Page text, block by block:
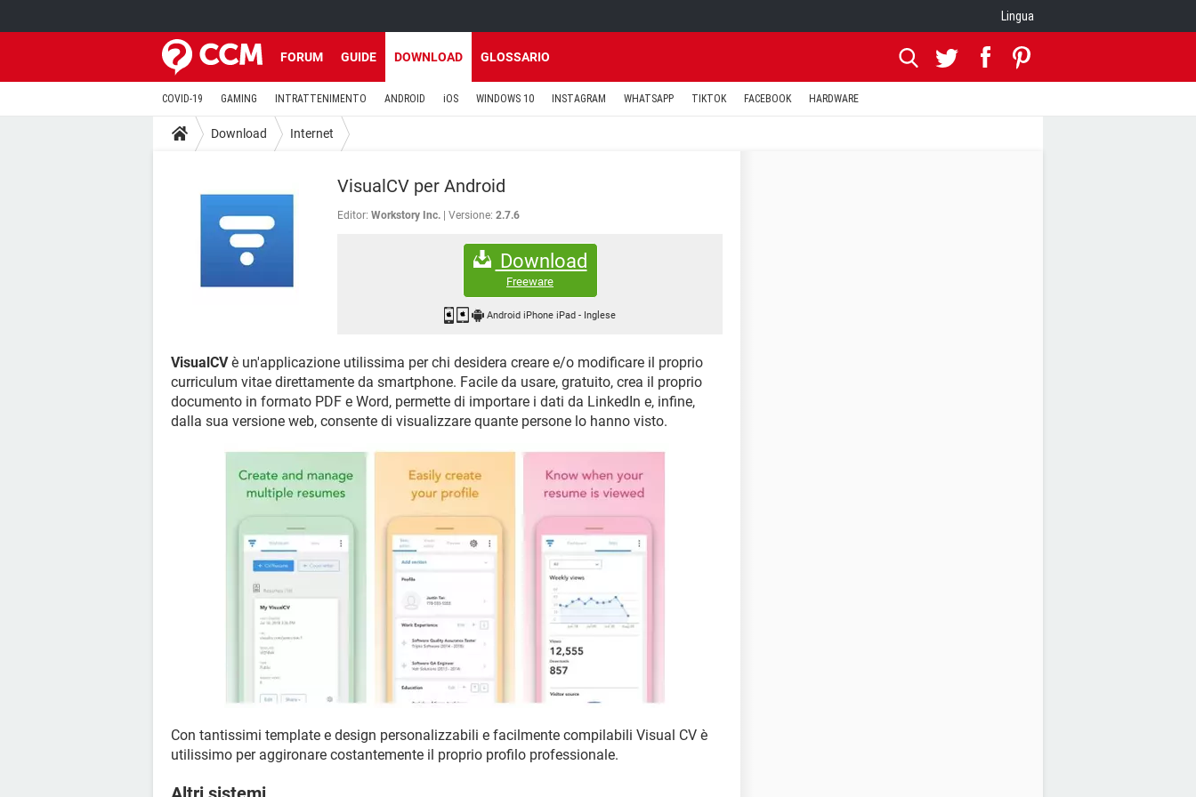
Lingua
FORUM GUIDE DOWNLOAD GLOSSARIO
COVID-19 GAMING INTRATTENIMENTO ANDROID iOS WINDOWS 10 INSTAGRAM WHATSAPP TIKTOK FACEBOOK HARDWARE
Download Internet
VisualCV per Android
Editor: Workstory Inc. Versione: 2.7.6
Download
Freeware
Android iPhone iPad - Inglese
VisualCVè un'applicazione utilissima per chi desidera creare e/o modificare il proprio
curriculum vitae direttamente da smartphone. Facile da usare, gratuito, crea il proprio
documento in formato PDF e Word, permette di importare i dati da LinkedIn e, infine,
dalla sua versione web, consente di visualizzare quante persone lo hanno visto.
Con tantissimi template e design personalizzabili e facilmente compilabili Visual CV è
utilissimo per aggironare costantemente il proprio profilo professionale.